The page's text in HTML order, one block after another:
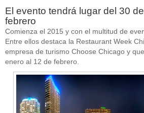
El evento tendrá lugar del 30
febrero
Comienza el 2015 y con el multitud de
Entre ellos destaca la Restaurant Week
empresa de turismo Choose Chicago y
enero al 12 de febrero.